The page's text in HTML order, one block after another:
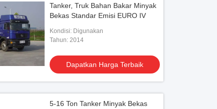
Tanker, Truk Bahan Bakar Minyak
Bekas Standar Emisi EURO IV
Kondisi: Digunakan
Tahun: 2014
Dapatkan Harga Terbaik
5-16 Ton Tanker Minyak Bekas